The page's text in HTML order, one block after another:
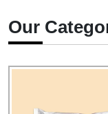
Our